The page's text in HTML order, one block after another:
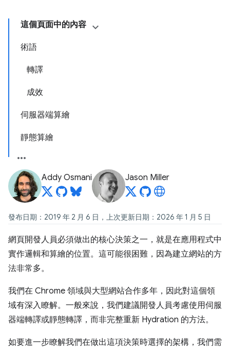
這個頁面中的內容
術語
轉譯
成效
伺服器端算繪
靜態算繪
Addy Osmani Jason Miller
發布日期：2019 年 2 月 6 日，上次更新日期：2026 年 1 月 5 日
網頁開發人員必須做出的核心決策之一，就是在應用程式中
實作邏輯和算繪的位置。這可能很困難，因為建立網站的方
法非常多。
我們在 Chrome 領域與大型網站合作多年，因此對這個領
域有深入瞭解。一般來說，我們建議開發人員考慮使用伺服
器端轉譯或靜態轉譯，而非完整重新 Hydration 的方法。
如要進一步瞭解我們在做出這項決策時選擇的架構，我們需